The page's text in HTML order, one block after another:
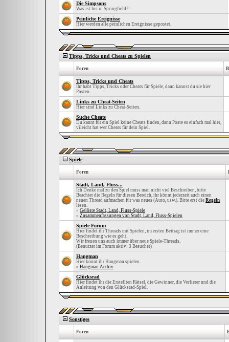
Die Simpsons
Was ist los in Springfield?!
Peinliche Ereignisse
Hier werden alle peinlichen Ereignisse gepostet.
Tipps, Tricks und Cheats zu Spielen
Foren
Tipps, Tricks und Cheats
Ihr habt Tipps, Tricks oder Cheats für Spiele, dann kannst du sie hier
Posten.
Links zu Cheat-Seiten
Hier sind Links zu Cheat-Seiten.
Suche Cheats
Du kannt für ein Spiel keine Cheats finden, dann Poste es einfach mal hier,
vileicht hat wer Cheats für dein Spiel.
Spiele
Foren
Stadt, Land, Fluss...
Ich Denke mal zu den Spiel muss man nicht viel Beschreiben, bitte
Beachtet die Regeln für diesen Bereich, ihr könnt jederzeit auch einen
neuen Thread aufmachen für was neues (Auto, usw.). Bitte erst die Regeln
lesen.
» Gelöste Stadt, Land, Fluss-Spiele
» Zusammenfassungen von Stadt, Land, Fluss-Spielen
Spiele-Forum
Hier findet ihr Threads mit Spielen, im ersten Beitrag ist immer eine
Beschreibung wie es geht.
Wir freuen uns auch immer über neue Spiele-Threads.
(Benutzer im Forum aktiv: 3 Besucher)
Hangman
Hier könnt ihr Hangman spielen.
» Hangman Archiv
Glücksrad
Hier findet ihr die Erstellten Rätsel, die Gewinner, die Verlierer und die
Anleitung von den Glücksrad-Spiel.
Sonstiges
Foren